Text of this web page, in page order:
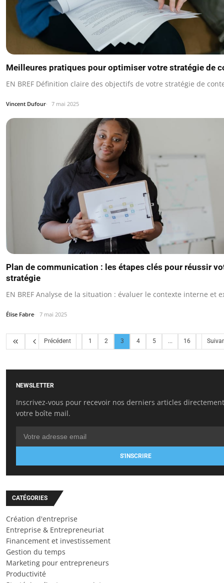
Meilleures pratiques pour optimiser votre stratégie de
EN BREF Définition claire des objectifs de votre stratégie de
Vincent Dufour 7 mai 2025
Plan de communication : les étapes clés pour réussir
stratégie
EN BREF Analyse de la situation : évaluer le contexte interne et
Élise Fabre 7 mai 2025
Précédent 1 2 3 4 5 ... 16
NEWSLETTER
Inscrivez-vous pour recevoir nos derniers articles
votre boîte mail.
S'INSCRIRE
CATÉGORIES
Création d'entreprise
Entreprise & Entrepreneuriat
Financement et investissement
Gestion du temps
Marketing pour entrepreneurs
Productivité